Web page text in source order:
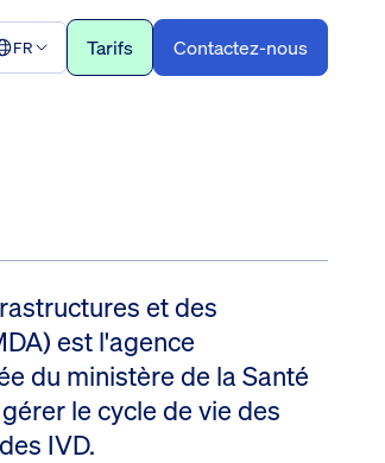
FR Tarifs Contactez-nous
et des
est l'agence
du ministère de la Santé
le cycle de vie des
IVD.